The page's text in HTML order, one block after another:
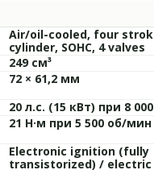
Air/oil-cooled, four
cylinder, SOHC, 4 valves
249 см³
72 × 61,2 мм
20 л.с. (15 кВт) при 8
21 Н·м при 5 500 об/мин
Electronic ignition (fully
transistorized) / electric